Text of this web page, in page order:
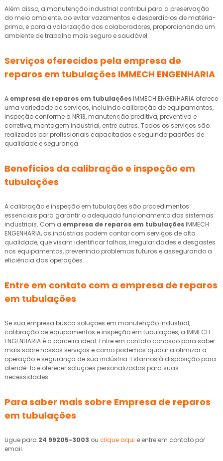
Além disso, a manutenção industrial contribui para a preservação
do meio ambiente, ao evitar vazamentos e desperdícios de matéria-
prima, e para a valorização dos colaboradores, proporcionando um
ambiente de trabalho mais seguro e saudável.
Serviços oferecidos pela empresa de
reparos em tubulações IMMECH ENGENHARIA
A empresa de reparos em tubulações IMMECH ENGENHARIA oferece
uma variedade de serviços, incluindo calibração de equipamentos,
inspeção conforme a NR13, manutenção preditiva, preventiva e
corretiva, montagem industrial, entre outros. Todos os serviços são
realizados por profissionais capacitados e seguindo padrões de
qualidade e segurança.
Benefícios da calibração e inspeção em
tubulações
A calibração e inspeção em tubulações são procedimentos
essenciais para garantir o adequado funcionamento dos sistemas
industriais. Com a empresa de reparos em tubulações IMMECH
ENGENHARIA, as indústrias podem contar com serviços de alta
qualidade, que visam identificar falhas, irregularidades e desgastes
nos equipamentos, prevenindo problemas futuros e assegurando a
eficiência das operações.
Entre em contato com a empresa de reparos
em tubulações
Se sua empresa busca soluções em manutenção industrial,
calibração de equipamentos e inspeção em tubulações, a IMMECH
ENGENHARIA é a parceira ideal. Entre em contato conosco para saber
mais sobre nossos serviços e como podemos ajudar a otimizar a
operação e segurança de sua indústria. Estamos à disposição para
atendê-lo e oferecer soluções personalizadas para suas
necessidades.
Para saber mais sobre Empresa de reparos
em tubulações
Ligue para 24 99205-3003 ou clique aqui e entre em contato por
email.